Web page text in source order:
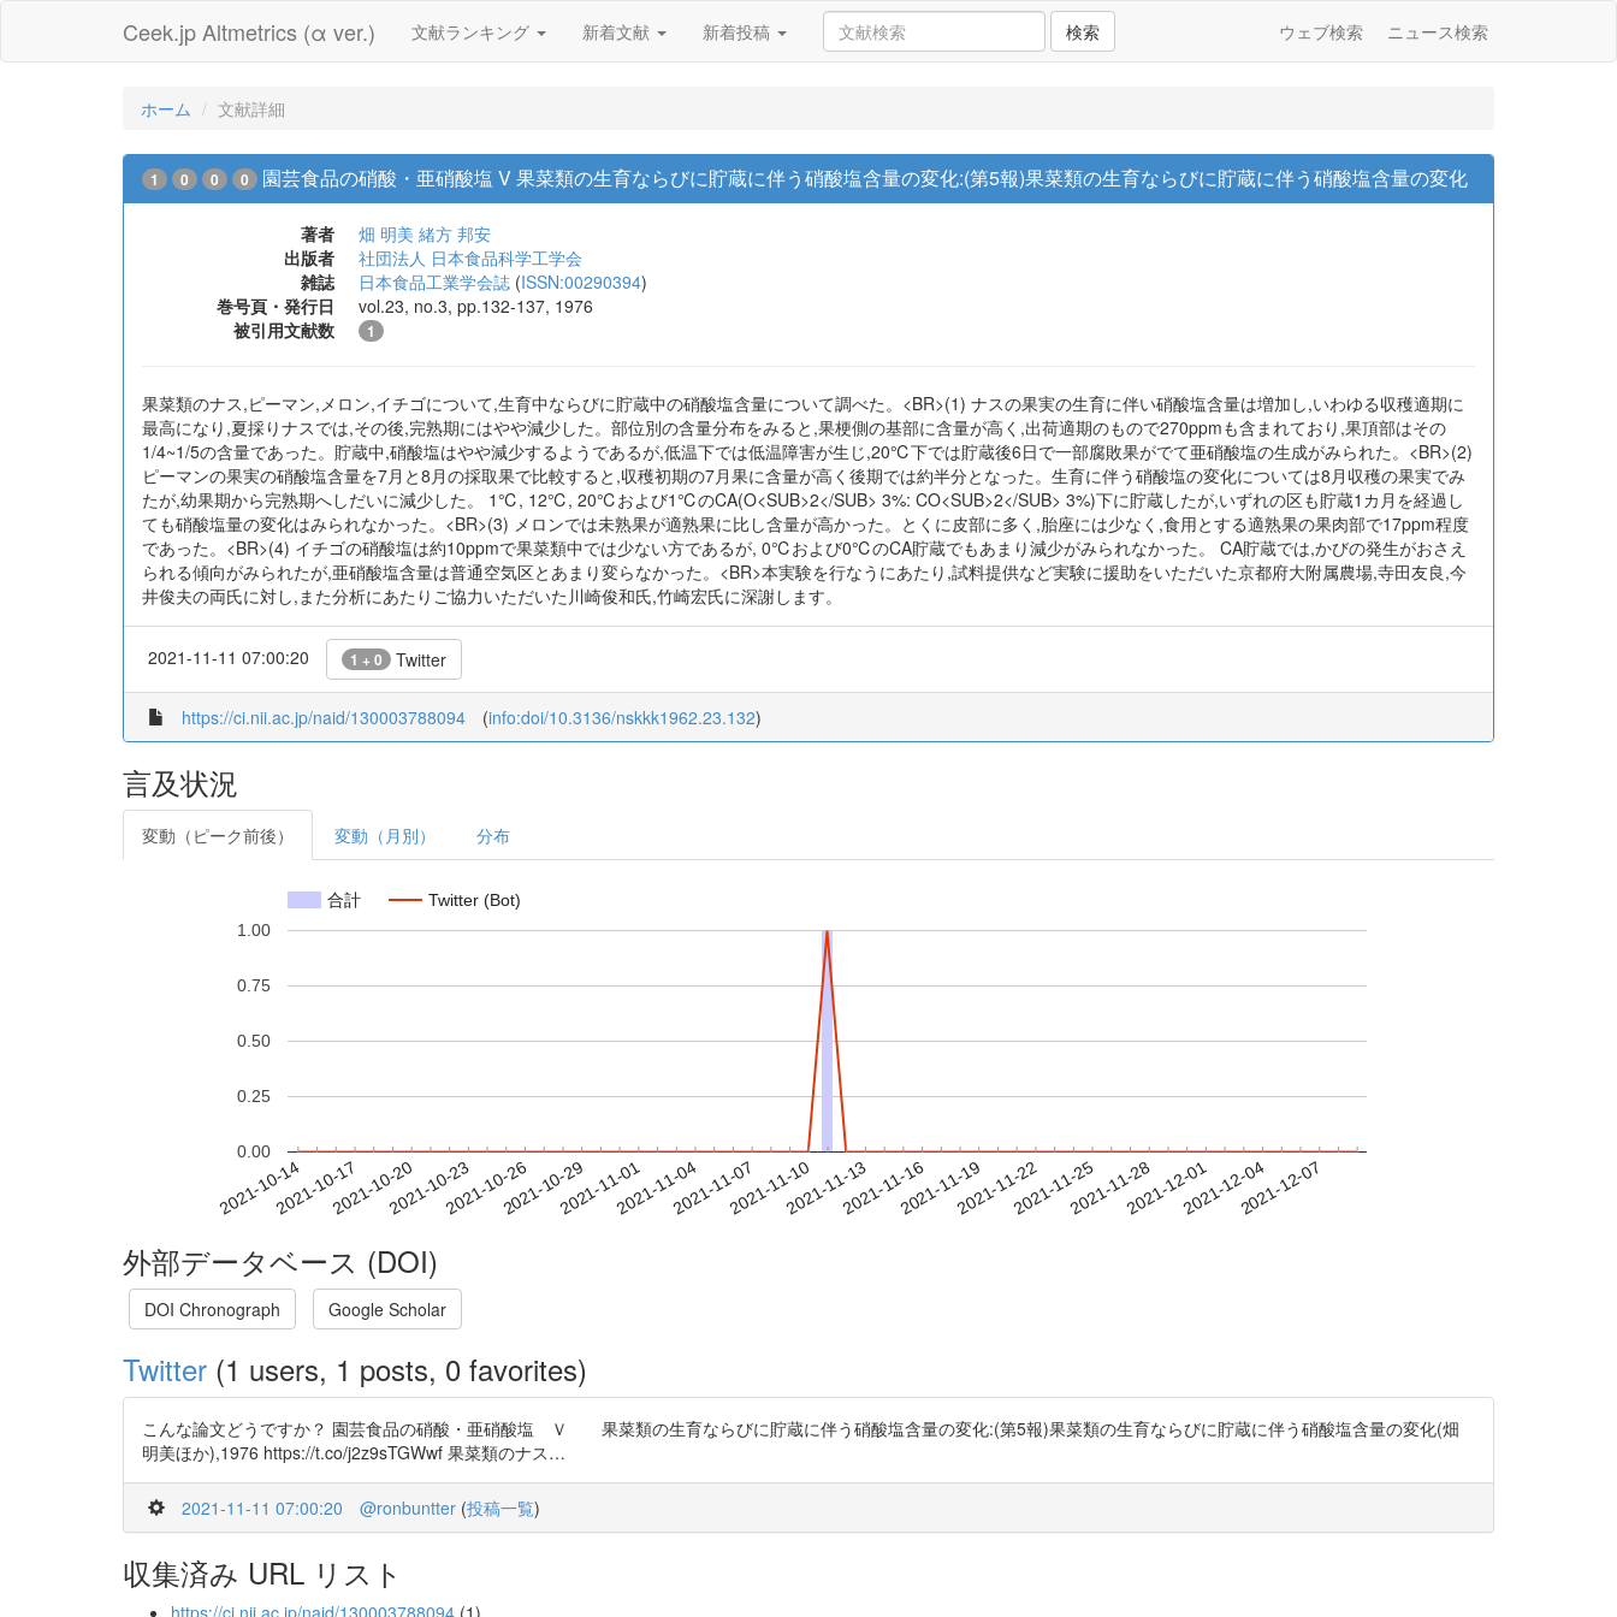
Ceek.jp Altmetrics (α ver.) 文献ランキング 新着文献 新着投稿 検索 ウェブ検索 ニュース検索
ホーム 文献詳細
1 0 0 0 園芸食品の硝酸・亜硝酸塩 V 果菜類の生育ならびに貯蔵に伴う硝酸塩含量の変化:(第5報)果菜類の生育ならびに貯蔵に伴う硝酸塩含量の変化
著者 畑 明美 緒方 邦安
出版者
社団法人 日本食品科学工学会
雑誌
日本食品工業学会誌 (ISSN:00290394)
巻号頁・発行日
vol.23, no.3, pp.132-137, 1976
被引用文献数
1
果菜類のナス,ピーマン,メロン,イチゴについて,生育中ならびに貯蔵中の硝酸塩含量について調べた。<BR>(1) ナスの果実の生育に伴い硝酸塩含量は増加し,いわゆる収穫適期に
最高になり,夏採りナスでは,その後,完熟期にはやや減少した。部位別の含量分布をみると,果梗側の基部に含量が高く,出荷適期のもので270ppmも含まれており,果頂部はその
1/4~1/5の含量であった。貯蔵中,硝酸塩はやや減少するようであるが,低温下では低温障害が生じ,20℃下では貯蔵後6日で一部腐敗果がでて亜硝酸塩の生成がみられた。<BR>(2)
ピーマンの果実の硝酸塩含量を7月と8月の採取果で比較すると,収穫初期の7月果に含量が高く後期では約半分となった。生育に伴う硝酸塩の変化については8月収穫の果実でみ
たが,幼果期から完熟期へしだいに減少した。 1℃, 12℃, 20℃および1℃のCA(O<SUB>2</SUB> 3%: CO<SUB>2</SUB> 3%)下に貯蔵したが,いずれの区も貯蔵1カ月を経過し
ても硝酸塩量の変化はみられなかった。<BR>(3) メロンでは未熟果が適熟果に比し含量が高かった。とくに皮部に多く,胎座には少なく,食用とする適熟果の果肉部で17ppm程度
であった。<BR>(4) イチゴの硝酸塩は約10ppmで果菜類中では少ない方であるが, 0℃および0℃のCA貯蔵でもあまり減少がみられなかった。 CA貯蔵では,かびの発生がおさえ
られる傾向がみられたが,亜硝酸塩含量は普通空気区とあまり変らなかった。<BR>本実験を行なうにあたり,試料提供など実験に援助をいただいた京都府大附属農場,寺田友良,今
井俊夫の両氏に対し,また分析にあたりご協力いただいた川崎俊和氏,竹崎宏氏に深謝します。
2021-11-11 07:00:20 1 + 0 Twitter
https://ci.nii.ac.jp/naid/130003788094 (info:doi/10.3136/nskkk1962.23.132)
言及状況
変動（ピーク前後） 変動（月別） 分布
合計 Twitter (Bot)
2021-10-142021-10-172021-10-202021-10-232021-10-262021-10-292021-11-012021-11-042021-11-072021-11-102021-11-132021-11-162021-11-192021-11-222021-11-252021-11-282021-12-012021-12-042021-12-07
0.00
0.25
0.50
0.75
1.00
外部データベース (DOI)
DOI Chronograph Google Scholar
Twitter (1 users, 1 posts, 0 favorites)
こんな論文どうですか？ 園芸食品の硝酸・亜硝酸塩 Ｖ 果菜類の生育ならびに貯蔵に伴う硝酸塩含量の変化:(第5報)果菜類の生育ならびに貯蔵に伴う硝酸塩含量の変化(畑
明美ほか),1976 https://t.co/j2z9sTGWwf 果菜類のナス…
2021-11-11 07:00:20 @ronbuntter (投稿一覧)
収集済み URL リスト
https://ci.nii.ac.jp/naid/130003788094 (1)